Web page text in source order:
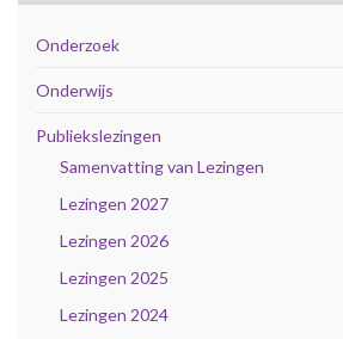
Onderzoek
Onderwijs
Publiekslezingen
Samenvatting van Lezingen
Lezingen 2027
Lezingen 2026
Lezingen 2025
Lezingen 2024